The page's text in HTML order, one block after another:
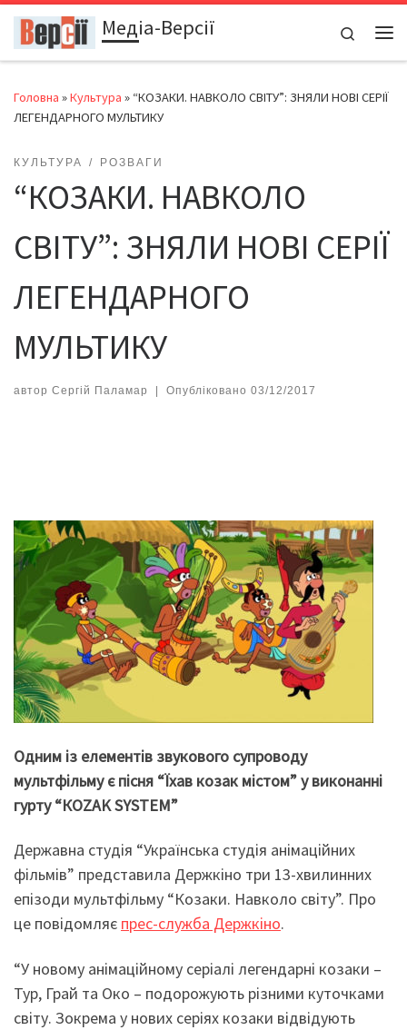
Перейти до вмістуМедіа-Версії
Search
Головна »Культура » “КОЗАКИ. НАВКОЛО СВІТУ”: ЗНЯЛИ НОВІ СЕРІЇ
ЛЕГЕНДАРНОГО МУЛЬТИКУ
КУЛЬТУРА РОЗВАГИ
“КОЗАКИ. НАВКОЛО
СВІТУ”: ЗНЯЛИ НОВІ СЕРІЇ
ЛЕГЕНДАРНОГО
МУЛЬТИКУ
автор Сергій Паламар | Опубліковано 03/12/2017
Одним із елементів звукового супроводу
мультфільму є пісня “Їхав козак містом” у виконанні
гурту “КOZAK SYSTEM”
Державна студія “Українська студія анімаційних
фільмів” представила Держкіно три 13-хвилинних
епізоди мультфільму “Козаки. Навколо світу”. Про
це повідомляє прес-служба Держкіно.
“У новому анімаційному серіалі легендарні козаки –
Тур, Грай та Око – подорожують різними куточками
світу. Зокрема у нових серіях козаки відвідують